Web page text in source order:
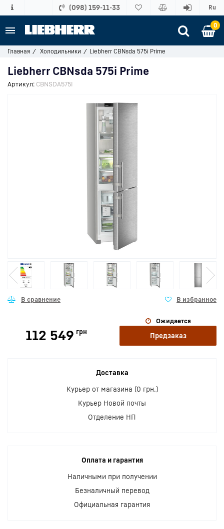
(098) 159-11-33 Ru
0
Главная Холодильники Liebherr CBNsda 575i Prime
Liebherr CBNsda 575i Prime
Артикул: CBNSDA575I
112 549 грн
Ожидается
Предзаказ
Доставка
Курьер от магазина (0 грн.)
Курьер Новой почты
Отделение НП
Оплата и гарантия
Наличными при получении
Безналичный перевод
Официальная гарантия